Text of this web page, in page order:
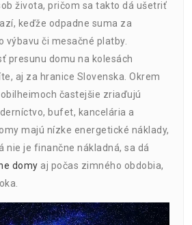
života, pričom sa takto dá ušetriť
keďže odpadne suma za
výbavu či mesačné platby.
presunu domu na kolesách
aj za hranice Slovenska. Okrem
častejšie zriaďujú
bufet, kancelária a
majú nízke energetické náklady,
nie je finančne nákladná, sa dá
domy aj počas zimného obdobia,